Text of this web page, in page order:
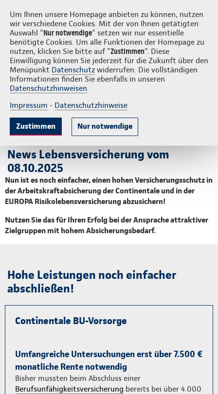
Um Ihnen unsere Homepage anbieten zu können, nutzen
wir verschiedene Cookies. Mit der von Ihnen getätigten
Auswahl "Nur notwendige" setzen wir nur essentielle
benötigte Cookies. Um alle Funktionen der Homepage zu
nutzen, klicken Sie bitte auf "Zustimmen". Diese
Einwilligung können Sie jederzeit für die Zukunft über den
Menüpunkt Datenschutz widerrufen. Die vollständigen
Informationen finden Sie ebenfalls in unseren
Datenschutzhinweisen.
Impressum - Datenschutzhinweise
Zustimmen Nur notwendige
BU-Vorsorge und Risikoleben
mit erhöhten
Untersuchungsgrenzen
Auf dieser Seite:
Vorteile
Top BU-Vorsorge für attraktive Zielgruppen
Übersicht Untersuchungsgrenzen
Wichtige Unterlagen
Ansprechpartner
News Lebensversicherung vom
08.10.2025
Nun ist es noch einfacher, einen hohen Versicherungs­schutz in
der Arbeitskraftabsicherung der Continentale und in der
EUROPA Risiko­lebens­versicherung abzusichern!
Nutzen Sie das für Ihren Erfolg bei der Ansprache attraktiver
Zielgruppen mit hohem Absicherungsbedarf.
Hohe Leistungen noch einfacher
abschließen!
Continentale BU-Vorsorge
Umfangreiche Untersuchungen erst über 7.500 €
monatliche Rente notwendig
Bisher mussten beim Abschluss einer
Berufsunfähigkeitsversicherung bereits bei über 4.000